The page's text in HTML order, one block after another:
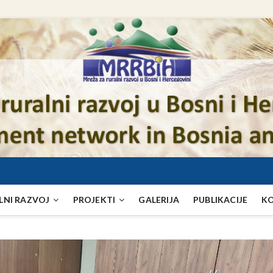
RAZVOJ PROJEKTI GALERIJA PUBLIKACIJE